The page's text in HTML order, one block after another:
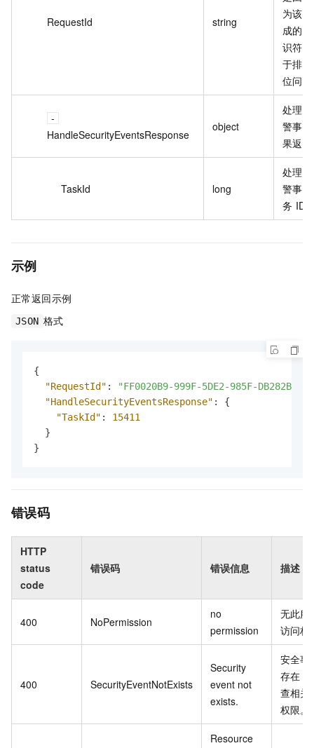
RequestId string
为该
成的
识符
于排
位问
HandleSecurityEventsResponse
object
处理
警事
果返
TaskId long
处理
警事
务 ID
示例
正常返回示例
JSON 格式
{
"RequestId" :
"FF0020B9-999F-5DE2-985F-
"HandleSecurityEventsResponse" :
{
"TaskId" :
15411
}
}
错误码
HTTP
status
code
错误码 错误信息 描述
400 NoPermission
no
permission
无此服
访问权
400 SecurityEventNotExists
Security
event not
exists.
安全事
存在，
查相关
权限。
Resource